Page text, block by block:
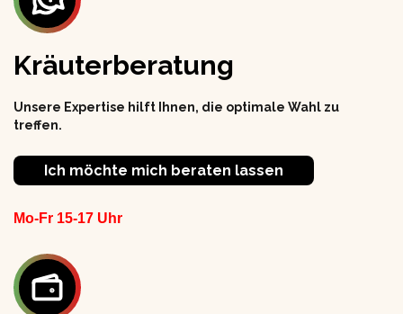
Kräuterberatung
Unsere Expertise hilft Ihnen, die optimale Wahl zu
treffen.
Ich möchte mich beraten lassen
Mo-Fr 15-17 Uhr